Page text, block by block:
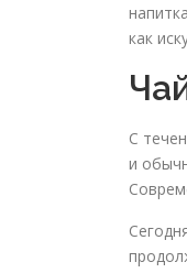
как
С
и